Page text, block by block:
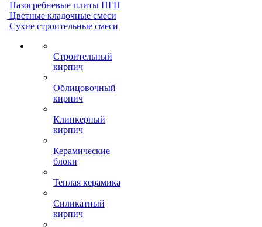
Пазогребневые плиты ПГП
Цветные кладочные смеси
Сухие строительные смеси
Строительный
кирпич
Облицовочный
кирпич
Клинкерный
кирпич
Керамические
блоки
Теплая керамика
Силикатный
кирпич